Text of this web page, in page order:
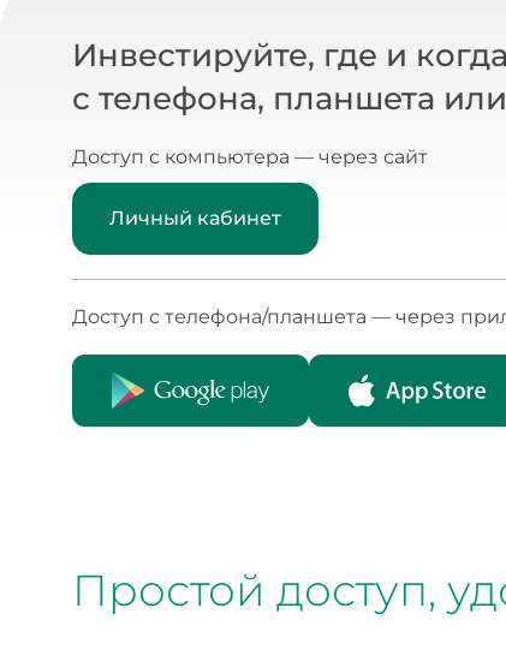
Инвестируйте, где и
с телефона, планшета
Доступ с компьютера — через сайт
Личный кабинет
Доступ с телефона/планшета — через
Простой доступ,